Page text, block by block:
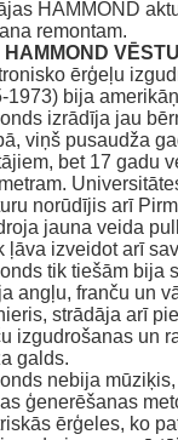
HAMMOND
remontam.
HAMMOND
ērģeļu
1973) bija
izrādīja jau
viņš pusaudža
bet 17 gadu
norūdījis arī
jauna veida
ļāva izveidot arī
tik tiešām bija
angļu, franču un
strādāja arī
izgudrošanas un
galds.
nebija
ģenerēšanas
ērģeles, ko